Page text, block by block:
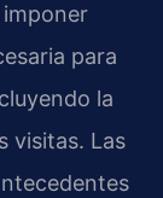
para
la
visitas. Las